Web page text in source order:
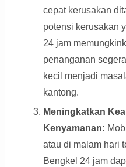
cepat kerusakan
potensi kerusakan
24 jam
penanganan
kecil menjadi
kantong.
Meningkatkan
Kenyamanan:
atau di malam hari
Bengkel 24 jam